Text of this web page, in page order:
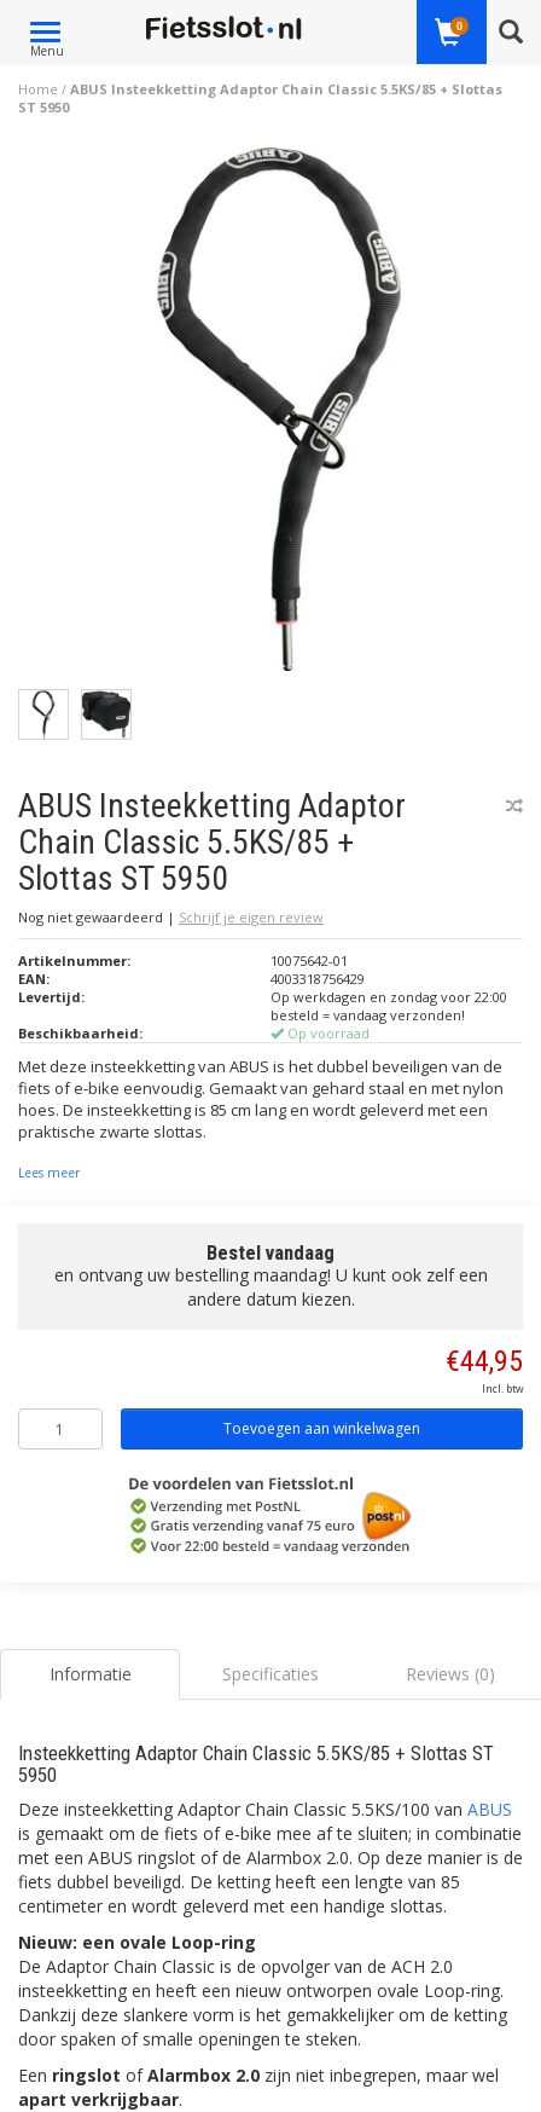
Toggle
navigation
Menu
0
Home / ABUS Insteekketting Adaptor Chain Classic 5.5KS/85 + Slottas
ST 5950
ABUS Insteekketting Adaptor
Chain Classic 5.5KS/85 +
Slottas ST 5950
Nog niet gewaardeerd | Schrijf je eigen review
Artikelnummer:
10075642-01
EAN:
4003318756429
Levertijd:
Op werkdagen en zondag voor 22:00
besteld = vandaag verzonden!
Beschikbaarheid:
Op voorraad
Met deze insteekketting van ABUS is het dubbel beveiligen van de
fiets of e-bike eenvoudig. Gemaakt van gehard staal en met nylon
hoes. De insteekketting is 85 cm lang en wordt geleverd met een
praktische zwarte slottas.
Lees meer
Bestel vandaag
en ontvang uw bestelling maandag! U kunt ook zelf een
andere datum kiezen.
€44,95
Incl. btw
Toevoegen aan winkelwagen
Informatie Specificaties Reviews (0)
Insteekketting Adaptor Chain Classic 5.5KS/85 + Slottas ST
5950
Deze insteekketting Adaptor Chain Classic 5.5KS/100 van ABUS
is gemaakt om de fiets of e-bike mee af te sluiten; in combinatie
met een ABUS ringslot of de Alarmbox 2.0. Op deze manier is de
fiets dubbel beveiligd. De ketting heeft een lengte van 85
centimeter en wordt geleverd met een handige slottas.
Nieuw: een ovale Loop-ring
De Adaptor Chain Classic is de opvolger van de ACH 2.0
insteekketting en heeft een nieuw ontworpen ovale Loop-ring.
Dankzij deze slankere vorm is het gemakkelijker om de ketting
door spaken of smalle openingen te steken.
Een ringslot ofAlarmbox 2.0 zijn niet inbegrepen, maar wel
apart verkrijgbaar.